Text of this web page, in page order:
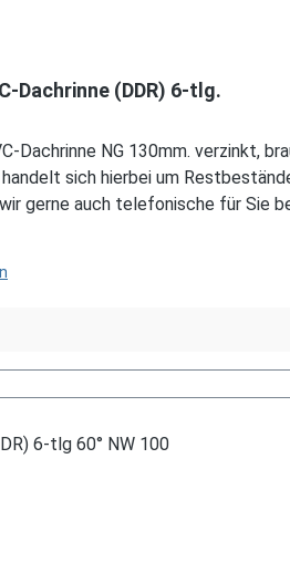
Dachrinne (DDR) 6-tlg.
Dachrinne NG 130mm. verzinkt,
sich hierbei um
gerne auch telefonische für Sie
oder per E-Mail an